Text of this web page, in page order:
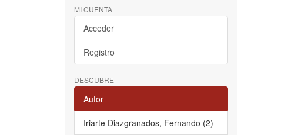
MI CUENTA
Acceder
Registro
DESCUBRE
Autor
Iriarte Diazgranados, Fernando (2)